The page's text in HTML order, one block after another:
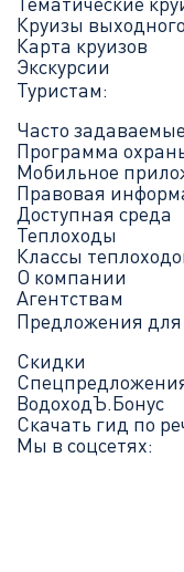
Круизы
Карта круизов
Экскурсии
Туристам:
Часто
Программа
Мобильное
Правовая
Доступная среда
Теплоходы
Классы
О компании
Агентствам
Предложения для
Скидки
ВодоходЪ.Бонус
Скачать гид по
Мы в соцсетях: